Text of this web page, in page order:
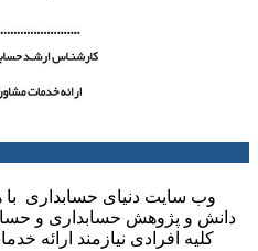
وب سایت دنیای حسابداری
دانش و پژوهش حسابداری و
کلیه افرادی نیازمند ارائه